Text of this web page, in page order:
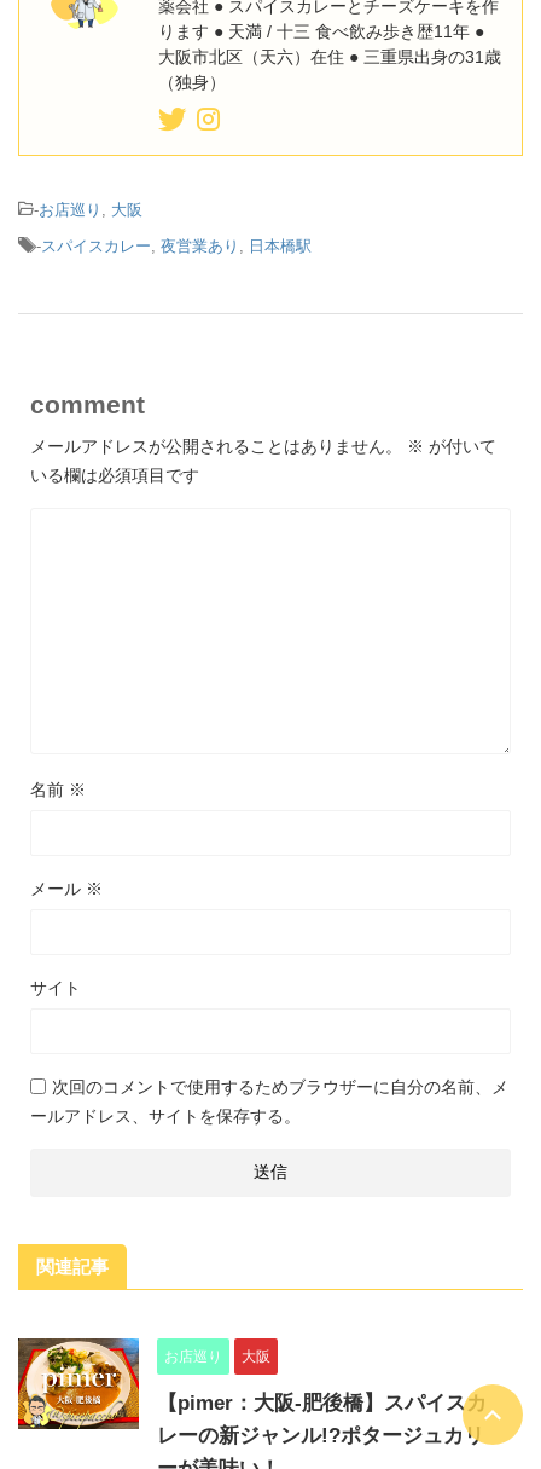
薬会社 ● スパイスカレーとチーズケーキを作
ります ● 天満 / 十三 食べ飲み歩き歴11年 ●
大阪市北区（天六）在住 ● 三重県出身の31歳
（独身）
-お店巡り
大阪
-スパイスカレー 夜営業あり 日本橋駅
comment
メールアドレスが公開されることはありません。 ※ が付いて
いる欄は必須項目です
名前 ※
メール ※
サイト
次回のコメントで使用するためブラウザーに自分の名前、メ
ールアドレス、サイトを保存する。
関連記事
お店巡り 大阪
【pimer：大阪-肥後橋】スパイスカ
レーの新ジャンル!?ポタージュカリ